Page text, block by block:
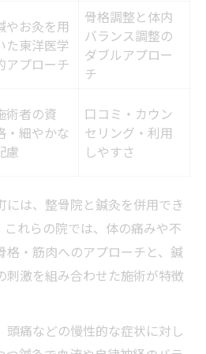
併用で生活がどう変わる？
み合わせる魅力発見
の魅力を徹底比較
用が人気の理由
用で得られる安心感
ら併用施術が鍵
鍼灸併用の効果比較
併用するべき症状例
で早期改善を狙う方法
用で期待できる改善例
やお灸を用
た東洋医学
アプローチ
骨格調整と体内
バランス調整の
ダブルアプロー
チ
術者の資
・細やかな
慮
口コミ・カウン
セリング・利用
しやすさ
は、整骨院と鍼灸を併用でき
これらの院では、体の痛みや不
格・筋肉へのアプローチと、鍼
刺激を組み合わせた施術が特徴
痛などの慢性的な症状に対し